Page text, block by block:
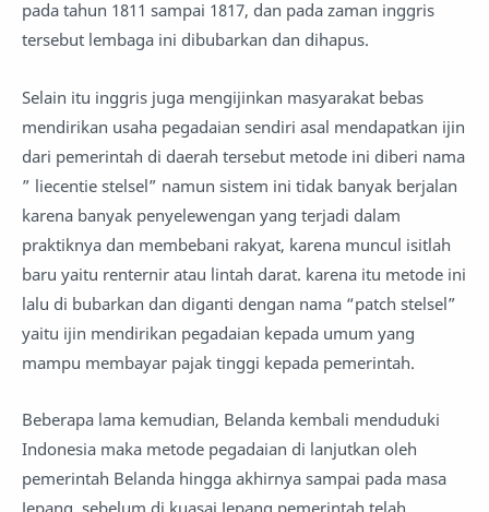
pada tahun 1811 sampai 1817, dan pada zaman inggris
tersebut lembaga ini dibubarkan dan dihapus.
Selain itu inggris juga mengijinkan masyarakat bebas
mendirikan usaha pegadaian sendiri asal mendapatkan ijin
dari pemerintah di daerah tersebut metode ini diberi nama
” liecentie stelsel” namun sistem ini tidak banyak berjalan
karena banyak penyelewengan yang terjadi dalam
praktiknya dan membebani rakyat, karena muncul isitlah
baru yaitu renternir atau lintah darat. karena itu metode ini
lalu di bubarkan dan diganti dengan nama “patch stelsel”
yaitu ijin mendirikan pegadaian kepada umum yang
mampu membayar pajak tinggi kepada pemerintah.
Beberapa lama kemudian, Belanda kembali menduduki
Indonesia maka metode pegadaian di lanjutkan oleh
pemerintah Belanda hingga akhirnya sampai pada masa
Jepang, sebelum di kuasai Jepang pemerintah telah